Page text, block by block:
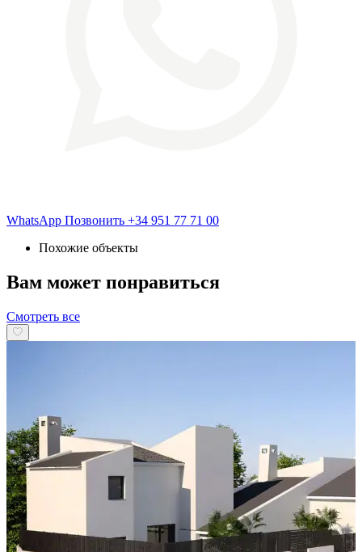
WhatsApp Позвонить +34 951 77 71 00
Похожие объекты
Вам может понравиться
Смотреть все